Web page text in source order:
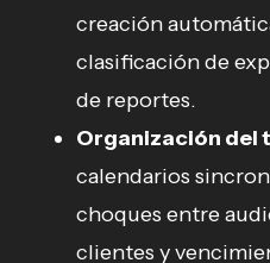
creación
clasificación de
de reportes.
Organización del
calendarios
choques entre
clientes y